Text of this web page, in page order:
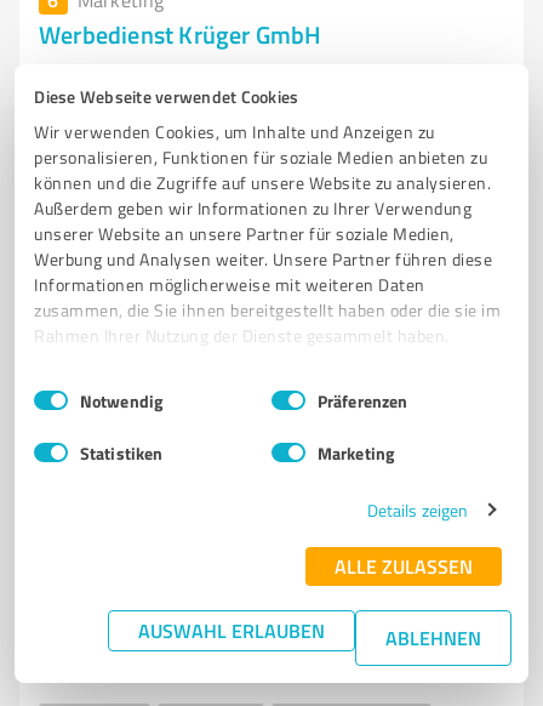
Diese Webseite verwendet Cookies
Wir verwenden Cookies, um Inhalte und Anzeigen zu
personalisieren, Funktionen für soziale Medien anbieten zu
können und die Zugriffe auf unsere Website zu analysieren.
Außerdem geben wir Informationen zu Ihrer Verwendung
unserer Website an unsere Partner für soziale Medien,
Werbung und Analysen weiter. Unsere Partner führen diese
Informationen möglicherweise mit weiteren Daten
zusammen, die Sie ihnen bereitgestellt haben oder die sie im
Rahmen Ihrer Nutzung der Dienste gesammelt haben.
Impressum Datenschutzbestimmungen
Einwilligungsauswahl
Notwendig Präferenzen
Statistiken Marketing
Details zeigen
ALLE ZULASSEN
AUSWAHL ERLAUBEN ABLEHNEN
Werbedienst Krüger GmbH
Werbedienstleistungen in Tübingen
PROSPEKTVERTEILUNG
VERTEILERPLÄNE LOGISTIK KUNDENZUFRIEDENHEIT
QUALITÄTSSICHERUNG AUSBILDUNG FACHKRÄFTE WERBUNG
AUSSENDIENST WERBEDIENST
Eisenbahnstraße 132, 72072 Tübingen
Tel. 07071 91710
info@werbedienst-krueger.de
54 Bewertungen (1 Quelle)
Fa. Gänseblümchendruck Horb am Neckar
Gänseblümchendruck - Ihre Werbeagentur für